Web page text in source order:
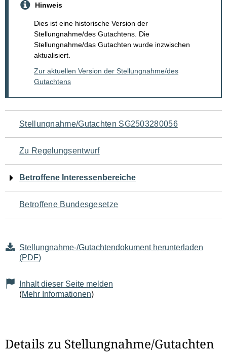
Hinweis
Dies ist eine historische Version der
Stellungnahme/des Gutachtens. Die
Stellungnahme/das Gutachten wurde inzwischen
aktualisiert.
Zur aktuellen Version der Stellungnahme/des
Gutachtens
Navigation
für
den
Seiteninhalt
Stellungnahme/Gutachten SG2503280056
Zu Regelungsentwurf
Betroffene Interessenbereiche
Betroffene Bundesgesetze
Stellungnahme-/Gutachtendokument herunterladen
(PDF)
Inhalt dieser Seite melden
(Mehr Informationen)
Details zu Stellungnahme/Gutachten